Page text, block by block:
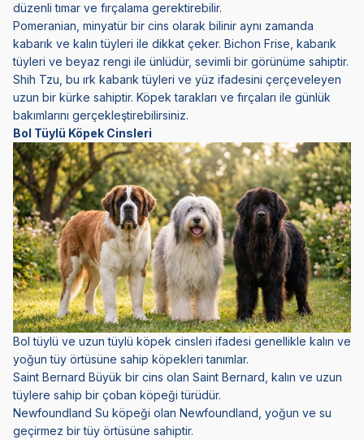
düzenli tımar ve fırçalama gerektirebilir.
Pomeranian, minyatür bir cins olarak bilinir aynı zamanda
kabarık ve kalın tüyleri ile dikkat çeker. Bichon Frise, kabarık
tüyleri ve beyaz rengi ile ünlüdür, sevimli bir görünüme sahiptir.
Shih Tzu, bu ırk kabarık tüyleri ve yüz ifadesini çerçeveleyen
uzun bir kürke sahiptir. Köpek tarakları ve fırçaları ile günlük
bakımlarını gerçekleştirebilirsiniz.
Bol Tüylü Köpek Cinsleri
Bol tüylü ve uzun tüylü köpek cinsleri ifadesi genellikle kalın ve
yoğun tüy örtüsüne sahip köpekleri tanımlar.
Saint Bernard Büyük bir cins olan Saint Bernard, kalın ve uzun
tüylere sahip bir çoban köpeği türüdür.
Newfoundland Su köpeği olan Newfoundland, yoğun ve su
geçirmez bir tüy örtüsüne sahiptir.